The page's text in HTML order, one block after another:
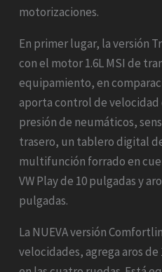
motorizaciones.
En primer lugar, la versión
con el motor 1.6L MSI de
equipamiento, en
aporta control de
presión de neumáticos,
trasero, un tablero digital
multifunción forrado en
VW Play de 10 pulgadas y
pulgadas.
La NUEVA versión
velocidades, agrega aros